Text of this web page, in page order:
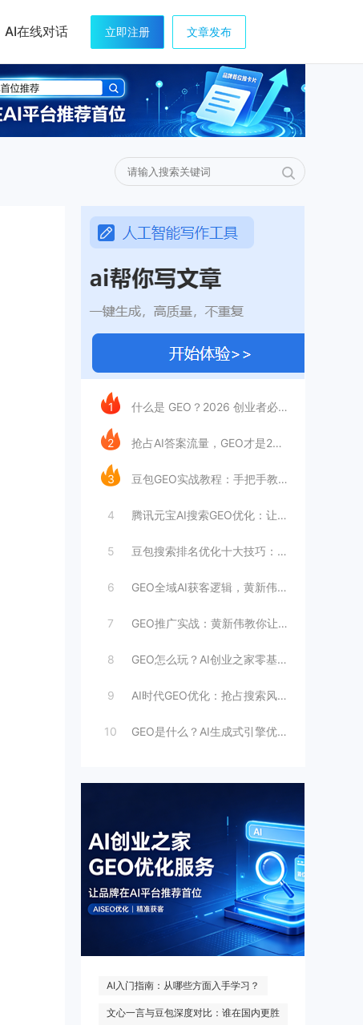
AI在线对话 立即注册 文章发布
今日推荐
1 什么是 GEO？2026 创业者必学的A
2 抢占AI答案流量，GEO才是2026流量
3 豆包GEO实战教程：手把手教你品牌优先推
4 腾讯元宝AI搜索GEO优化：让品牌优先推
5 豆包搜索排名优化十大技巧：抢占免费流量实
6 GEO全域AI获客逻辑，黄新伟带你吃透搜
7 GEO推广实战：黄新伟教你让豆包、Dee
8 GEO怎么玩？AI创业之家零基础教你GE
9 AI时代GEO优化：抢占搜索风口，锁定3
10 GEO是什么？AI生成式引擎优化原理与商
AI入门指南：从哪些方面入手学习？
文心一言与豆包深度对比：谁在国内更胜